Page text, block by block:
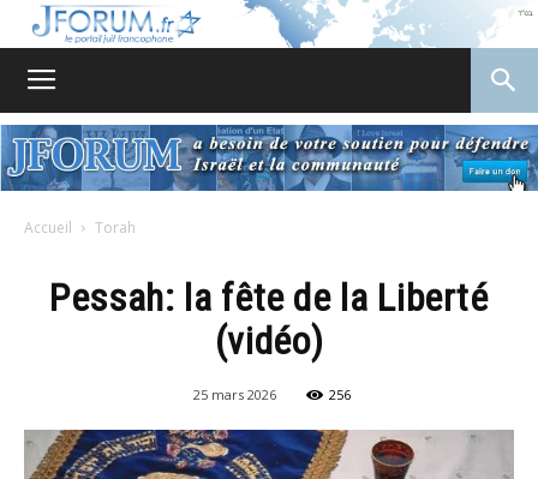
Accueil Torah
Pessah: la fête de la Liberté
(vidéo)
25 mars 2026 256